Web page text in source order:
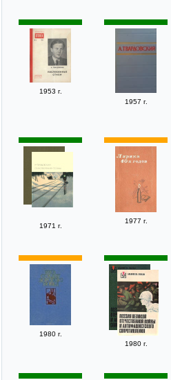
1953 г.
1957 г.
1971 г.
1977 г.
1980 г.
1980 г.